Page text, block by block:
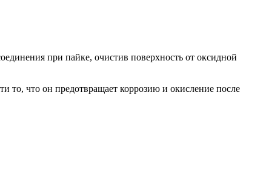
при пайке, очистив поверхность от оксидной
то, что он предотвращает коррозию и окисление после